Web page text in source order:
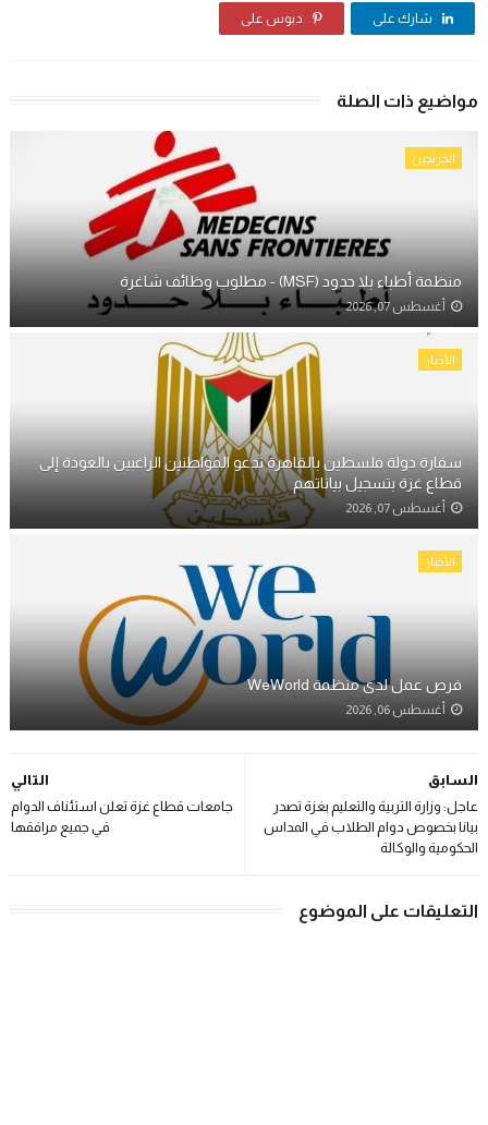
شارك على دبوس على
مواضيع ذات الصلة
الخريجين
منظمة أطباء بلا حدود (MSF) - مطلوب وظائف شاغرة
أغسطس 07, 2026
الأخبار
سفارة دولة فلسطين بالقاهرة تدعو المواطنين الراغبين بالعودة إلى
قطاع غزة بتسجيل بياناتهم
أغسطس 07, 2026
الأخبار
فرص عمل لدى منظمة WeWorld
أغسطس 06, 2026
التالي
جامعات قطاع غزة تعلن استئناف الدوام
في جميع مرافقها
السابق
عاجل: وزارة التربية والتعليم بغزة تصدر
بيانا بخصوص دوام الطلاب في المداس
الحكومية والوكالة
التعليقات على الموضوع